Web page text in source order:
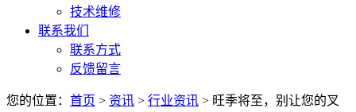
技术维修
联系我们
联系方式
反馈留言
您的位置： 首页 > 资讯 > 行业资讯 > 旺季将至，别让您的叉